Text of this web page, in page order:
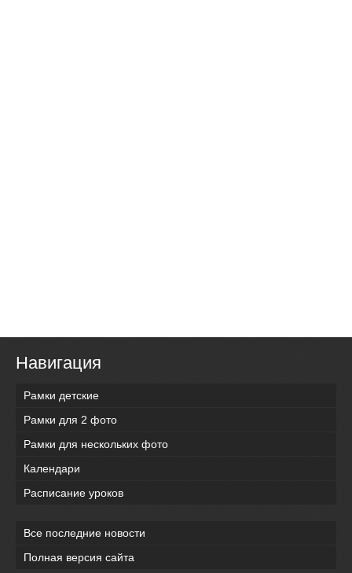
Навигация
Рамки детские
Рамки для 2 фото
Рамки для нескольких фото
Календари
Расписание уроков
Все последние новости
Полная версия сайта